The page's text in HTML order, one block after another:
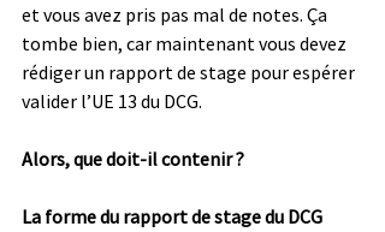
et vous avez pris pas mal de notes. Ça
tombe bien, car maintenant vous devez
rédiger un rapport de stage pour espérer
valider l’UE 13 du DCG.
Alors, que doit-il contenir ?
La forme du rapport de stage du DCG